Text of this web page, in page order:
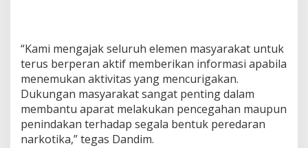
“Kami mengajak seluruh elemen masyarakat untuk
terus berperan aktif memberikan informasi apabila
menemukan aktivitas yang mencurigakan.
Dukungan masyarakat sangat penting dalam
membantu aparat melakukan pencegahan maupun
penindakan terhadap segala bentuk peredaran
narkotika,” tegas Dandim.